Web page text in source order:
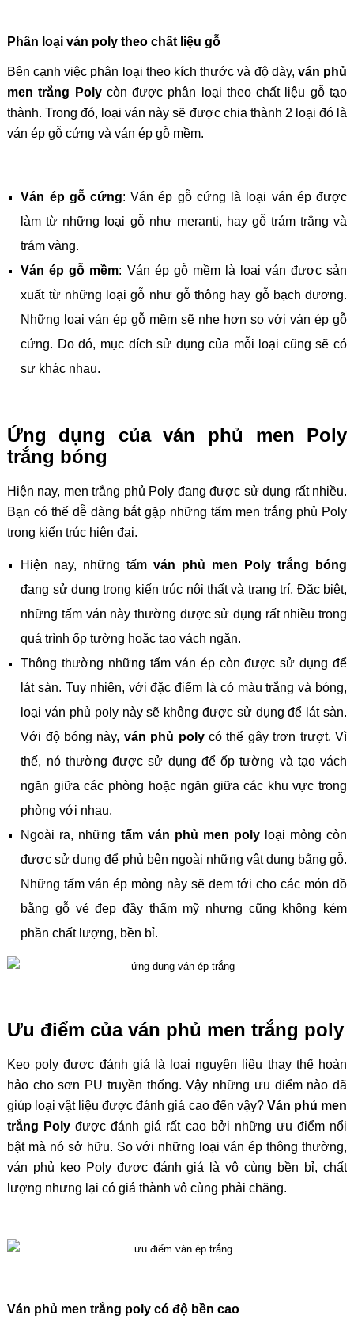
Phân loại ván poly theo chất liệu gỗ
Bên cạnh việc phân loại theo kích thước và độ dày, ván phủ
men trắng Polycòn được phân loại theo chất liệu gỗ tạo
thành. Trong đó, loại ván này sẽ được chia thành 2 loại đó là
ván ép gỗ cứng và ván ép gỗ mềm.
Ván ép gỗ cứng: Ván ép gỗ cứng là loại ván ép được
làm từ những loại gỗ như meranti, hay gỗ trám trắng và
trám vàng.
Ván ép gỗ mềm: Ván ép gỗ mềm là loại ván được sản
xuất từ những loại gỗ như gỗ thông hay gỗ bạch dương.
Những loại ván ép gỗ mềm sẽ nhẹ hơn so với ván ép gỗ
cứng. Do đó, mục đích sử dụng của mỗi loại cũng sẽ có
sự khác nhau.
Ứng dụng của ván phủ men Poly
trắng bóng
Hiện nay, men trắng phủ Poly đang được sử dụng rất nhiều.
Bạn có thể dễ dàng bắt gặp những tấm men trắng phủ Poly
trong kiến trúc hiện đại.
Hiện nay, những tấmván phủ men Poly trắng bóng
đang sử dụng trong kiến trúc nội thất và trang trí. Đặc biệt,
những tấm ván này thường được sử dụng rất nhiều trong
quá trình ốp tường hoặc tạo vách ngăn.
Thông thường những tấm ván ép còn được sử dụng để
lát sàn. Tuy nhiên, với đặc điểm là có màu trắng và bóng,
loại ván phủ poly này sẽ không được sử dụng để lát sàn.
Với độ bóng này, ván phủ polycó thể gây trơn trượt. Vì
thế, nó thường được sử dụng để ốp tường và tạo vách
ngăn giữa các phòng hoặc ngăn giữa các khu vực trong
phòng với nhau.
Ngoài ra, những tấm ván phủ men polyloại mỏng còn
được sử dụng để phủ bên ngoài những vật dụng bằng gỗ.
Những tấm ván ép mỏng này sẽ đem tới cho các món đồ
bằng gỗ vẻ đẹp đầy thẩm mỹ nhưng cũng không kém
phần chất lượng, bền bỉ.
Ưu điểm của ván phủ men trắng poly
Keo poly được đánh giá là loại nguyên liệu thay thế hoàn
hảo cho sơn PU truyền thống. Vậy những ưu điểm nào đã
giúp loại vật liệu được đánh giá cao đến vậy?Ván phủ men
trắng Poly được đánh giá rất cao bởi những ưu điểm nổi
bật mà nó sở hữu. So với những loại ván ép thông thường,
ván phủ keo Poly được đánh giá là vô cùng bền bỉ, chất
lượng nhưng lại có giá thành vô cùng phải chăng.
Ván phủ men trắng poly có độ bền cao